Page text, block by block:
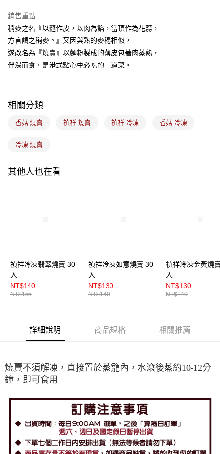
悠遊付
Google Pay
全盈+PAY
運送方式
冷凍7-11取貨(5kg以內，尺寸不超過90cm)
每筆NT$200，滿NT$2,500(含以上)免運費
銷售重點
稍麥之名『以麵作皮，以肉為餡，當頂作為花蕊，
方言謂之稍麥。』又因與熟的麥穗相似，
遂改名為『燒賣』以麵粉製成的薄皮包著肉蒸熟，
伴湯而食，是港式點心中必吃的一道菜。
相關分類
香菇 燒賣 禎祥 燒賣 禎祥 冷凍 香菇 冷凍
冷凍 燒賣
其他人也在看
禎祥冷凍翡翠燒賣 30
入
NT$140
NT$155
禎祥冷凍如意燒賣 30
入
NT$130
NT$140
禎祥冷凍金黃燒
入
NT$130
NT$140
詳細說明 商品規格 相關推薦
燒賣不須解凍，直接置於蒸籠內，水滾後蒸約10-12分
鐘，即可食用